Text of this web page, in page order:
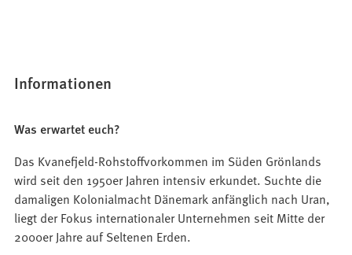
Informationen
Was erwartet euch?
Das Kvanefjeld-Rohstoffvorkommen im Süden Grönlands
wird seit den 1950er Jahren intensiv erkundet. Suchte die
damaligen Kolonialmacht Dänemark anfänglich nach Uran,
liegt der Fokus internationaler Unternehmen seit Mitte der
2000er Jahre auf Seltenen Erden.